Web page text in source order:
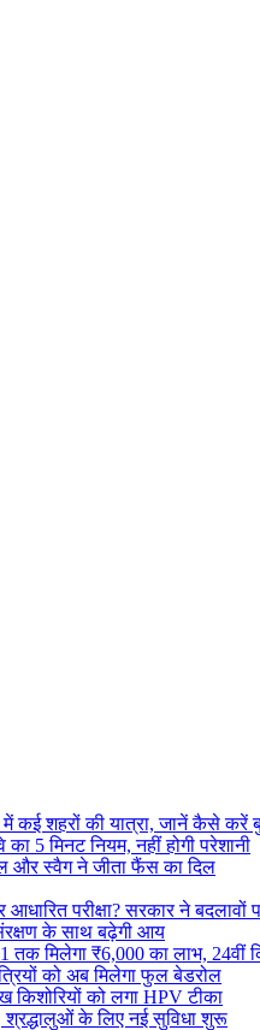
शहरों की यात्रा, जानें कैसे करें
5 मिनट नियम, नहीं होगी परेशानी
और स्वैग ने जीता फैंस का दिल
परीक्षा? सरकार ने बदलावों
के साथ बढ़ेगी आय
तक मिलेगा ₹6,000 का लाभ, 24वीं
को अब मिलेगा फुल बेडरोल
किशोरियों को लगा HPV टीका
के लिए नई सुविधा शुरू